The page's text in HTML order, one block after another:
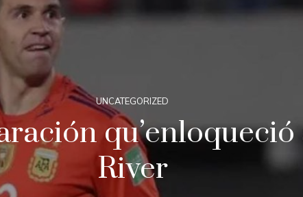
UNCATEGORIZED
qu’enloqueció
River